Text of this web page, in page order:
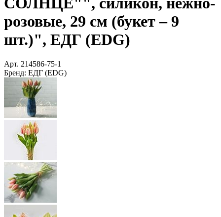
розовые, 29 см (букет – 9
шт.)", ЕДГ (EDG)
Арт. 214586-75-1
Бренд: ЕДГ (EDG)